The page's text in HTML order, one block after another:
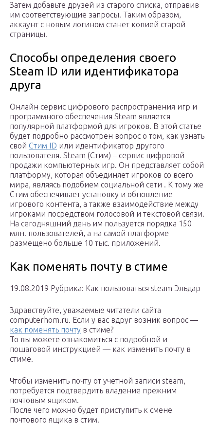
Затем добавьте друзей из старого списка, отправив
им соответствующие запросы. Таким образом,
аккаунт с новым логином станет копией старой
страницы.
Способы определения своего
Steam ID или идентификатора
друга
Онлайн сервис цифрового распространения игр и
программного обеспечения Steam является
популярной платформой для игроков. В этой статье
будет подробно рассмотрен вопрос о том, как узнать
свой Стим ID или идентификатор другого
пользователя. Steam (Стим) – сервис цифровой
продажи компьютерных игр. Он представляет собой
платформу, которая объединяет игроков со всего
мира, являясь подобием социальной сети . К тому же
Стим обеспечивает установку и обновление
игрового контента, а также взаимодействие между
игроками посредством голосовой и текстовой связи.
На сегодняшний день им пользуется порядка 150
млн. пользователей, а на самой платформе
размещено больше 10 тыс. приложений.
Как поменять почту в стиме
19.08.2019 Рубрика: Как пользоваться steam Эльдар
Здравствуйте, уважаемые читатели сайта
computerhom.ru. Если у вас вдруг возник вопрос —
как поменять почту в стиме?
То вы можете ознакомиться с подробной и
пошаговой инструкцией — как изменить почту в
стиме.
Чтобы изменить почту от учетной записи steam,
потребуется подтвердить владение прежним
почтовым ящиком.
После чего можно будет приступить к смене
почтового ящика в стим.